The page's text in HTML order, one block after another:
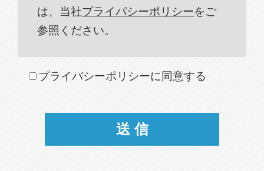
は、当社プライパシーポリシーをご
参照ください。
プライバシーポリシーに同意する